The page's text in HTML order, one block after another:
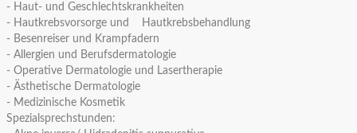
- Haut- und Geschlechtskrankheiten
- Hautkrebsvorsorge und Hautkrebsbehandlung
- Besenreiser und Krampfadern
- Allergien und Berufsdermatologie
- Operative Dermatologie und Lasertherapie
- Ästhetische Dermatologie
- Medizinische Kosmetik
Spezialsprechstunden: